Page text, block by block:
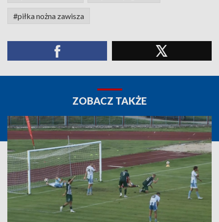
#piłka nożna zawisza
ZOBACZ TAKŻE